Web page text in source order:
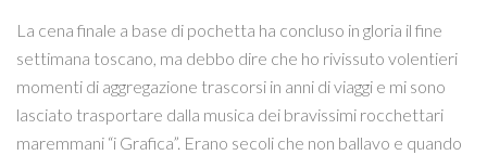
La cena finale a base di pochetta ha concluso in gloria il fine
settimana toscano, ma debbo dire che ho rivissuto volentieri
momenti di aggregazione trascorsi in anni di viaggi e mi sono
lasciato trasportare dalla musica dei bravissimi rocchettari
maremmani “i Grafica”. Erano secoli che non ballavo e quando